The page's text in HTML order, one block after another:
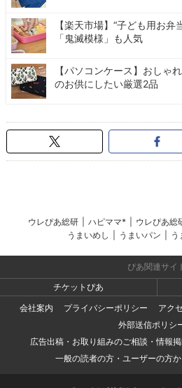
【楽天市場】“子ども用お弁
「鬼滅模様」も人気
【パソコンケース】おしゃ
のお供にしたい厳選2品
ウレぴあ総研 ハピママ* ウレぴあ総
うまいめし
うまいパン う
ぴあ関連サイ
チケットぴあ
会社案内
プライバシーポリシー
アク
外部送信ポリシ
広告出稿・お取り組みのご相談・情報
一般の読者の方・ユーザーの方